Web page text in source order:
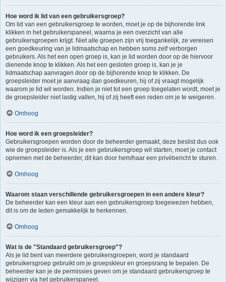
Hoe word ik lid van een gebruikersgroep?
Om lid van een gebruikersgroep te worden, moet je op de bijhorende link
klikken in het gebruikerspaneel, waarna je een overzicht van alle
gebruikersgroepen krijgt. Niet alle groepen zijn vrij toegankelijk, ze vereisen
een goedkeuring van je lidmaatschap en hebben soms zelf verborgen
gebruikers. Als het een open groep is, kan je lid worden door op de hiervoor
dienende knop te klikken. Als het een gesloten groep is, kan je je
lidmaatschap aanvragen door op de bijhorende knop te klikken. De
groepsleider moet je aanvraag dan goedkeuren, hij of zij vraagt mogelijk
waarom je lid wil worden. Indien je niet tot een groep toegelaten wordt, moet je
de groepsleider niet lastig vallen, hij of zij heeft een reden om je te weigeren.
Omhoog
Hoe word ik een groepsleider?
Gebruikersgroepen worden door de beheerder gemaakt, deze beslist dus ook
wie de groepsleider is. Als je een gebruikersgroep wil starten, moet je contact
opnemen met de beheerder, dit kan door hem/haar een privébericht te sturen.
Omhoog
Waarom staan verschillende gebruikersgroepen in een andere kleur?
De beheerder kan een kleur aan een gebruikersgroep toegewezen hebben,
dit is om de leden gemakkelijk te herkennen.
Omhoog
Wat is de "Standaard gebruikersgroep"?
Als je lid bent van meerdere gebruikersgroepen, word je standaard
gebruikersgroep gebruikt om je groepskleur en groepsrang te bepalen. De
beheerder kan je de permissies geven om je standaard gebruikersgroep te
wijzigen via het gebruikerspaneel.